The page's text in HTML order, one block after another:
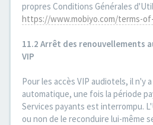
propres Conditions Générales
https://www.mobiyo.com/terms-
11.2 Arrêt des renouvellements
VIP
Pour les accès VIP audiotels, il n'y
automatique, une fois la période
Services payants est interrompu.
ou non de le reconduire lui-même